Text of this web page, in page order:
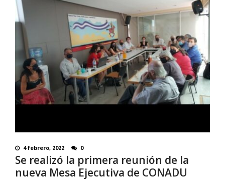
4 febrero, 2022 0
Se realizó la primera reunión de la
nueva Mesa Ejecutiva de CONADU